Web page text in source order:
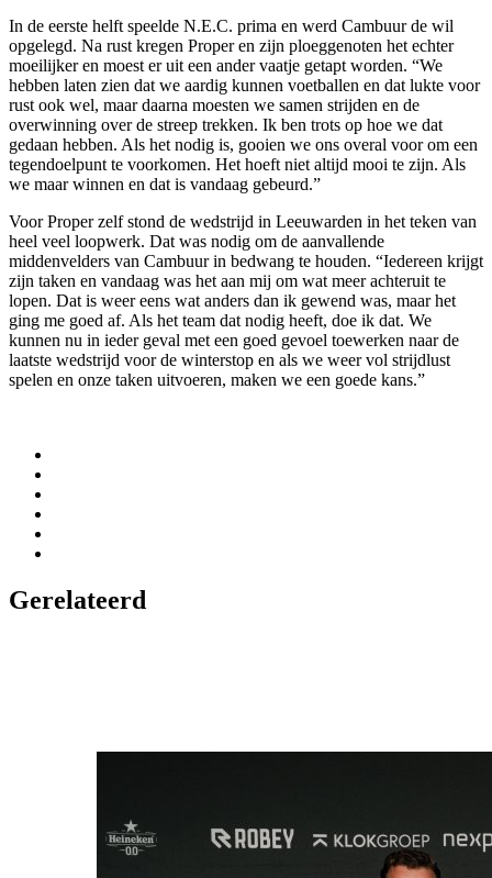
In de eerste helft speelde N.E.C. prima en werd Cambuur de wil
opgelegd. Na rust kregen Proper en zijn ploeggenoten het echter
moeilijker en moest er uit een ander vaatje getapt worden. “We
hebben laten zien dat we aardig kunnen voetballen en dat lukte voor
rust ook wel, maar daarna moesten we samen strijden en de
overwinning over de streep trekken. Ik ben trots op hoe we dat
gedaan hebben. Als het nodig is, gooien we ons overal voor om een
tegendoelpunt te voorkomen. Het hoeft niet altijd mooi te zijn. Als
we maar winnen en dat is vandaag gebeurd.”
Voor Proper zelf stond de wedstrijd in Leeuwarden in het teken van
heel veel loopwerk. Dat was nodig om de aanvallende
middenvelders van Cambuur in bedwang te houden. “Iedereen krijgt
zijn taken en vandaag was het aan mij om wat meer achteruit te
lopen. Dat is weer eens wat anders dan ik gewend was, maar het
ging me goed af. Als het team dat nodig heeft, doe ik dat. We
kunnen nu in ieder geval met een goed gevoel toewerken naar de
laatste wedstrijd voor de winterstop en als we weer vol strijdlust
spelen en onze taken uitvoeren, maken we een goede kans.”
Gerelateerd